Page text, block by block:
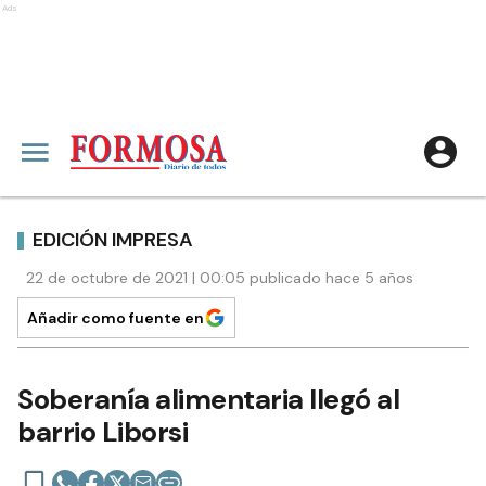
Ads
EDICIÓN IMPRESA
22 de octubre de 2021 | 00:05 publicado hace 5 años
Añadir como fuente en
Soberanía alimentaria llegó al
barrio Liborsi